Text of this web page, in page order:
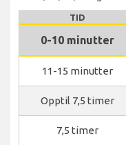
TID
0-10 minutter
11-15 minutter
Opptil 7,5 timer
7,5 timer